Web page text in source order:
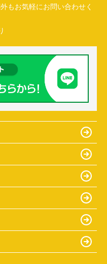
もお気軽にお問い合わせく